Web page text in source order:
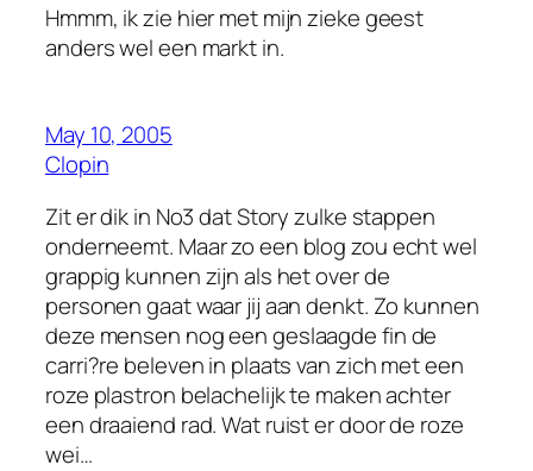
Hmmm, ik zie hier met mijn zieke geest
anders wel een markt in.
May 10, 2005
Clopin
Zit er dik in No3 dat Story zulke stappen
onderneemt. Maar zo een blog zou echt wel
grappig kunnen zijn als het over de
personen gaat waar jij aan denkt. Zo kunnen
deze mensen nog een geslaagde fin de
carri?re beleven in plaats van zich met een
roze plastron belachelijk te maken achter
een draaiend rad. Wat ruist er door de roze
wei…